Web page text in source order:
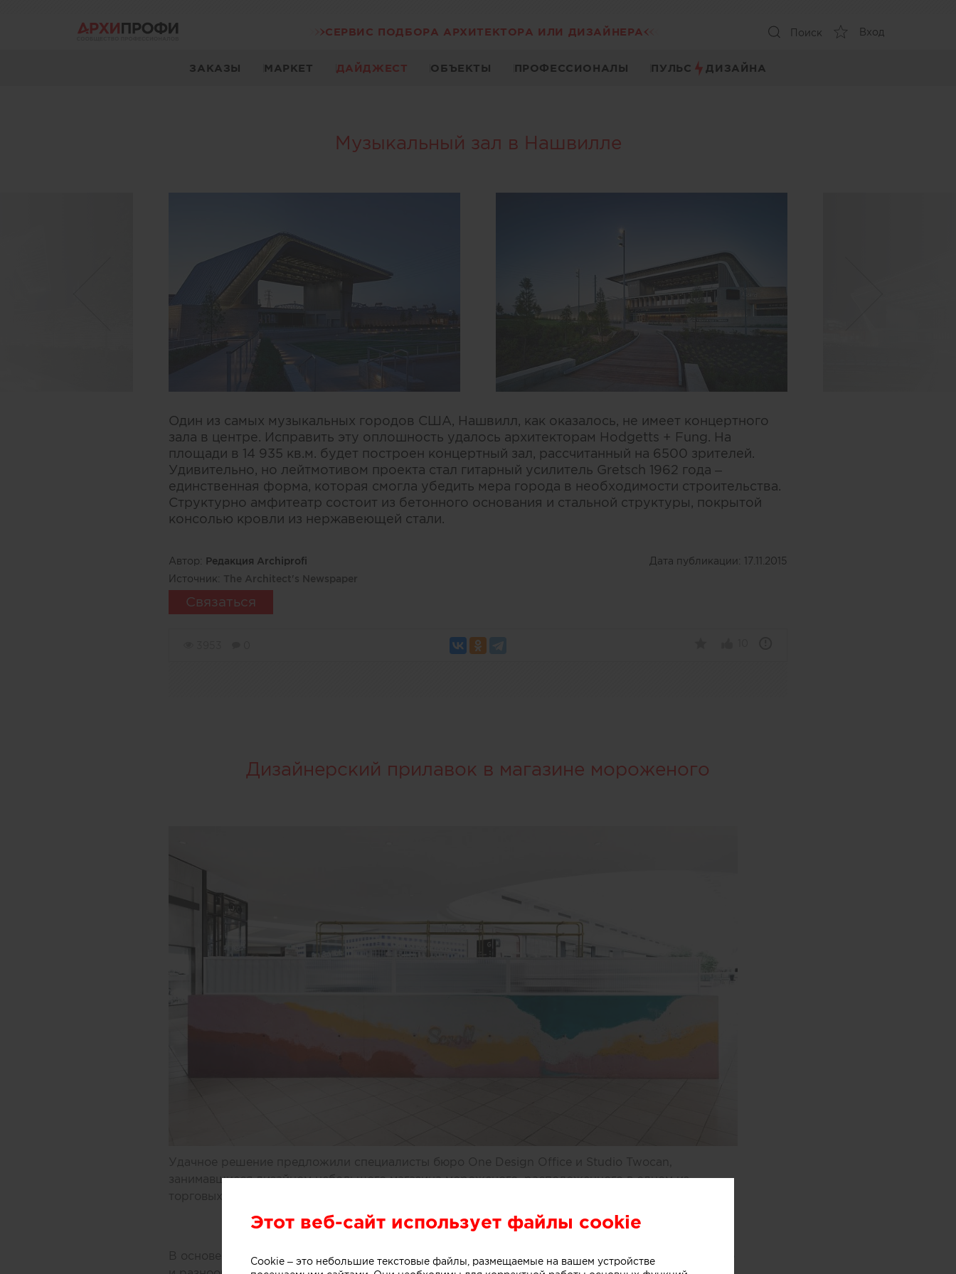
СЕРВИС ПОДБОРА АРХИТЕКТОРА ИЛИ ДИЗАЙНЕРА Поиск Вход
ЗАКАЗЫ МАРКЕТ ДАЙДЖЕСТ ОБЪЕКТЫ ПРОФЕССИОНАЛЫ ПУЛЬС ДИЗАЙНА
Музыкальный зал в Нашвилле
Один из самых музыкальных городов США, Нашвилл, как оказалось, не имеет концертного
зала в центре. Исправить эту оплошность удалось архитекторам Hodgetts + Fung. На
площади в 14 935 кв.м. будет построен концертный зал, рассчитанный на 6500 зрителей.
Удивительно, но лейтмотивом проекта стал гитарный усилитель Gretsch 1962 года –
единственная форма, которая смогла убедить мера города в необходимости строительства.
Структурно амфитеатр состоит из бетонного основания и стальной структуры, покрытой
консолью кровли из нержавеющей стали.
Автор: Редакция Archiprofi Дата публикации: 17.11.2015
Источник: The Architect's Newspaper
Связаться
Дизайнерский прилавок в магазине мороженого
Удачное решение предложили специалисты бюро One Design Office и Studio Twocan,
занимавшиеся дизайном небольшого магазина мороженого, расположенного в одном из
торговых центров Мельбурна (Австралия).
В основе концепции массивной стойки лежит образ емкости с несколькими слоями мороженого
Этот веб-сайт использует файлы cookie
Cookie – это небольшие текстовые файлы, размещаемые на вашем устройстве